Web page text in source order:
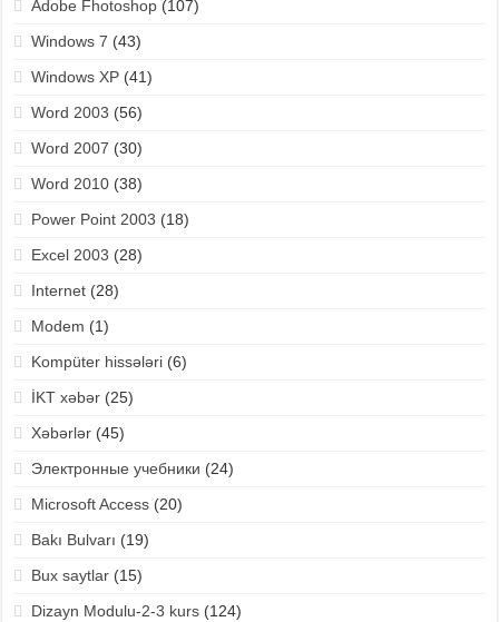
Adobe Fhotoshop(107)
Windows 7 (43)
Windows XP(41)
Word 2003 (56)
Word 2007 (30)
Word 2010(38)
Power Point 2003 (18)
Excel 2003 (28)
Internet(28)
Modem (1)
Kompüter hissələri(6)
İKT xəbər(25)
Xəbərlər(45)
Электронные учебники (24)
Microsoft Access(20)
Bakı Bulvarı (19)
Bux saytlar(15)
Dizayn Modulu-2-3 kurs(124)